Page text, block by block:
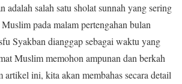
adalah salah satu sholat sunnah yang sering
pada malam pertengahan bulan
Syakban dianggap sebagai waktu yang
Muslim memohon ampunan dan berkah
ini, kita akan membahas secara detail